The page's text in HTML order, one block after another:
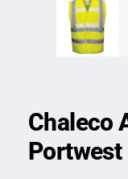
Chaleco
Portwest